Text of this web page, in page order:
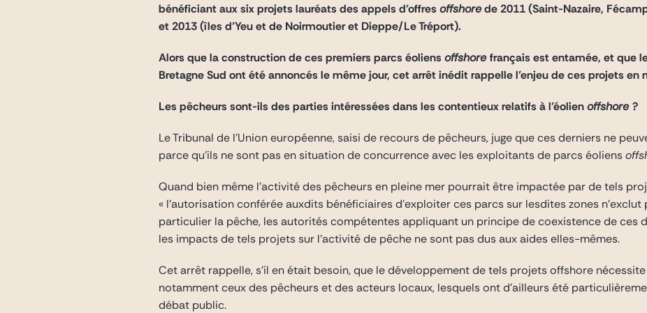
bénéficiant aux six projets lauréats des appels d’offresoffshorede 2011 (Saint-Nazaire,
et 2013 (îles d’Yeu et de Noirmoutier et Dieppe/Le Tréport).
Alors que la construction de ces premiers parcs éoliensoffshorefrançais est entamée, et que
Bretagne Sud ont été annoncés le même jour, cet arrêt inédit rappelle l’enjeu de ces projets en
Les pêcheurs sont-ils des parties intéressées dans les contentieux relatifs à l’éolienoffshore?
Le Tribunal de l’Union européenne, saisi de recours de pêcheurs, juge que ces derniers ne
parce qu’ils ne sont pas en situation de concurrence avec les exploitants de parcs éoliens
Quand bien même l’activité des pêcheurs en pleine mer pourrait être impactée par de tels
« l’autorisation conférée auxdits bénéficiaires d’exploiter ces parcs sur lesdites zones
particulier la pêche, les autorités compétentes appliquant un principe de coexistence de ces
les impacts de tels projets sur l’activité de pêche ne sont pas dus aux aides elles-mêmes.
Cet arrêt rappelle, s’il en était besoin, que le développement de tels projets offshore
notamment ceux des pêcheurs et des acteurs locaux, lesquels ont d’ailleurs été
débat public.